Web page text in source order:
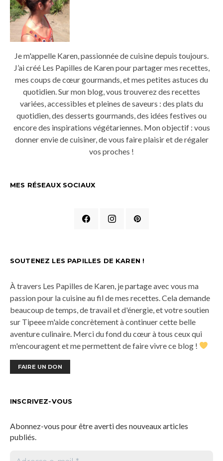
Je m'appelle Karen, passionnée de cuisine depuis toujours.
J’ai créé Les Papilles de Karen pour partager mes recettes,
mes coups de cœur gourmands, et mes petites astuces du
quotidien. Sur mon blog, vous trouverez des recettes
variées, accessibles et pleines de saveurs : des plats du
quotidien, des desserts gourmands, des idées festives ou
encore des inspirations végétariennes. Mon objectif : vous
donner envie de cuisiner, de vous faire plaisir et de régaler
vos proches !
MES RÉSEAUX SOCIAUX
SOUTENEZ LES PAPILLES DE KAREN !
À travers Les Papilles de Karen, je partage avec vous ma
passion pour la cuisine au fil de mes recettes. Cela demande
beaucoup de temps, de travail et d'énergie, et votre soutien
sur Tipeee m'aide concrètement à continuer cette belle
aventure culinaire. Merci du fond du cœur à tous ceux qui
m'encouragent et me permettent de faire vivre ce blog !
FAIRE UN DON
INSCRIVEZ-VOUS
Abonnez-vous pour être averti des nouveaux articles
publiés.